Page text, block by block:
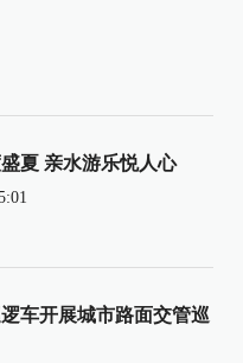
夏 亲水游乐悦人心
车开展城市路面交管巡